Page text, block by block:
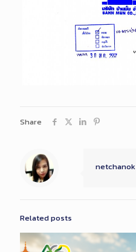
Share
netchanok
Related posts